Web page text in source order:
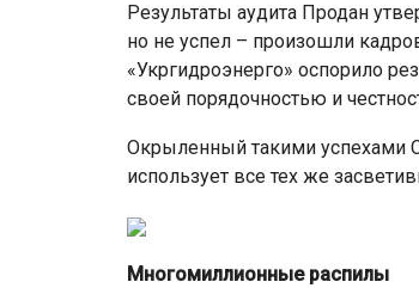
Результаты аудита Продан
но не успел – произошли
«Укргидроэнерго» оспорило
своей порядочностью и
Окрыленный такими успехами
использует все тех же
Многомиллионные распилы